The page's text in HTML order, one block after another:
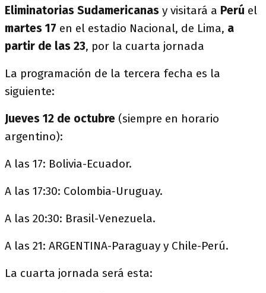
Eliminatorias Sudamericanas y visitará a Perú el
martes 17 en el estadio Nacional, de Lima, a
partir de las 23, por la cuarta jornada
La programación de la tercera fecha es la
siguiente:
Jueves 12 de octubre (siempre en horario
argentino):
A las 17: Bolivia-Ecuador.
A las 17:30: Colombia-Uruguay.
A las 20:30: Brasil-Venezuela.
A las 21: ARGENTINA-Paraguay y Chile-Perú.
La cuarta jornada será esta: